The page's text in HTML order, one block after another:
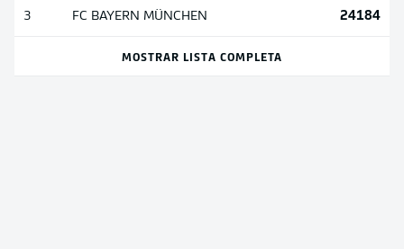
3 FC BAYERN MÜNCHEN 24184
MOSTRAR LISTA COMPLETA